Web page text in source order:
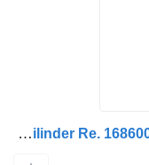
بطاريات المراكم القابلة لتخزين الطاقة DAF XF Brake System Veerremcilinder Re. 1686002 لـ السيارات القاطرة